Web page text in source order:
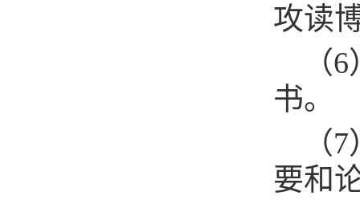
攻读
（
书。
（
要和